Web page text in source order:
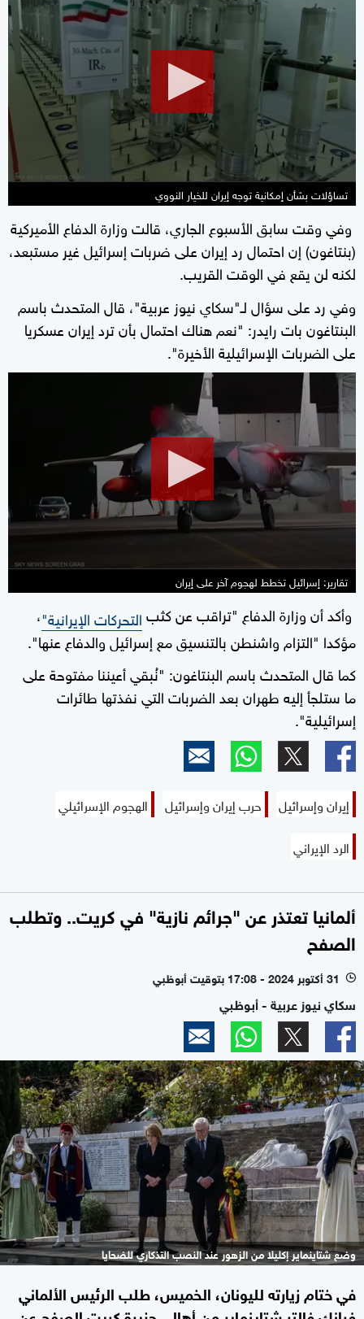
seconds
of
minutes,
seconds
تساؤلات بشأن إمكانية توجه إيران للخيار النووي
وفي وقت سابق الأسبوع الجاري، قالت وزارة الدفاع الأميركية
(بنتاغون) إن احتمال رد إيران على ضربات إسرائيل غير مستبعد،
لكنه لن يقع في الوقت القريب.
وفي رد على سؤال لـ"سكاي نيوز عربية"، قال المتحدث باسم
البنتاغون بات رايدر: "نعم هناك احتمال بأن ترد إيران عسكريا
على الضربات الإسرائيلية الأخيرة".
minute,
seconds
تقارير: إسرائيل تخطط لهجوم آخر على إيران
وأكد أن وزارة الدفاع "تراقب عن كثبالتحركات الإيرانية"،
مؤكدا "التزام واشنطن بالتنسيق مع إسرائيل والدفاع عنها".
كما قال المتحدث باسم البنتاغون: "نُبقي أعيننا مفتوحة على
ما ستلجأ إليه طهران بعد الضربات التي نفذتها طائرات
إسرائيلية".
إيران وإسرائيل حرب إيران وإسرائيل
الهجوم الإسرائيلي
الرد الإيراني
ألمانيا تعتذر عن "جرائم نازية" في كريت.. وتطلب
الصفح
l 31 أكتوبر 2024 - 17:08 بتوقيت أبوظبي
سكاي نيوز عربية - أبوظبي
وضع شتاينماير إكليلا من الزهور عند النصب التذكاري للضحايا
في ختام زيارته لليونان، الخميس، طلب الرئيس الألماني